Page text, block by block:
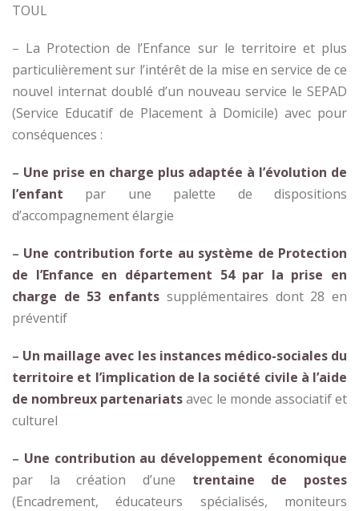
TOUL
– La Protection de l’Enfance sur le territoire et plus
particulièrement sur l’intérêt de la mise en service de ce
nouvel internat doublé d’un nouveau service le SEPAD
(Service Educatif de Placement à Domicile) avec pour
conséquences :
– Une prise en charge plus adaptée à l’évolution de
l’enfant
par une palette de dispositions
d’accompagnement élargie
– Une contribution forte au système de Protection
de l’Enfance en département 54 par la prise en
charge de 53 enfants supplémentaires dont 28 en
préventif
– Un maillage avec les instances médico-sociales du
territoire et l’implication de la société civile à l’aide
de nombreux partenariatsavec le monde associatif et
culturel
– Une contribution au développement économique
par la création d’une trentaine de postes
(Encadrement, éducateurs spécialisés, moniteurs